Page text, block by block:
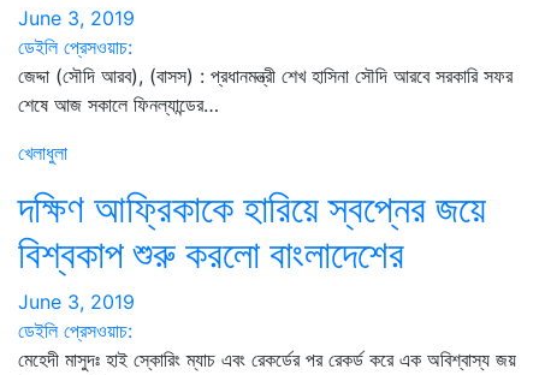
June 3, 2019
ডেইলি প্রেসওয়াচ:
জেদ্দা (সৌদি আরব), (বাসস) : প্রধানমন্ত্রী শেখ হাসিনা সৌদি আরবে সরকারি সফর
শেষে আজ সকালে ফিনল্যান্ডের…
খেলাধুলা
দক্ষিণ আফ্রিকাকে হারিয়ে স্বপ্নের জয়ে
বিশ্বকাপ শুরু করলো বাংলাদেশের
June 3, 2019
ডেইলি প্রেসওয়াচ:
মেহেদী মাসুদঃ হাই স্কোরিং ম্যাচ এবং রেকর্ডের পর রেকর্ড করে এক অবিশ্বাস্য জয়